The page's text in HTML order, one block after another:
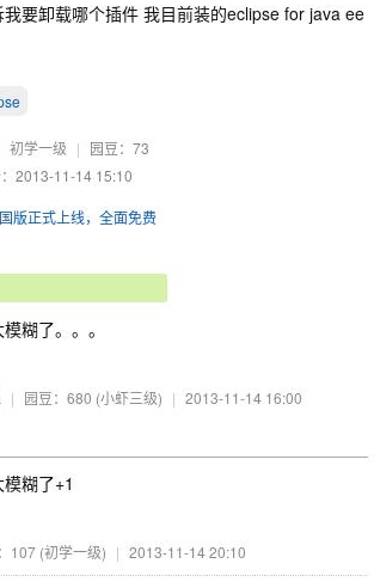
要卸载哪个插件 我目前装的eclipse for java ee
初学一级 | 园豆： 73
2013-11-14 15:10
版正式上线，全面免费
糊了。。。
| 园豆：680 (小虾三级) | 2013-11-14 16:00
糊了+1
107 (初学一级) | 2013-11-14 20:10